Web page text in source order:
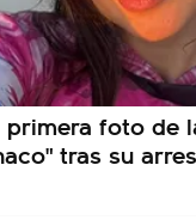
foto de
tras su